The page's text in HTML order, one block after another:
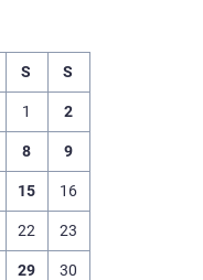
S S
1 2
8 9
15 16
22 23
29
30